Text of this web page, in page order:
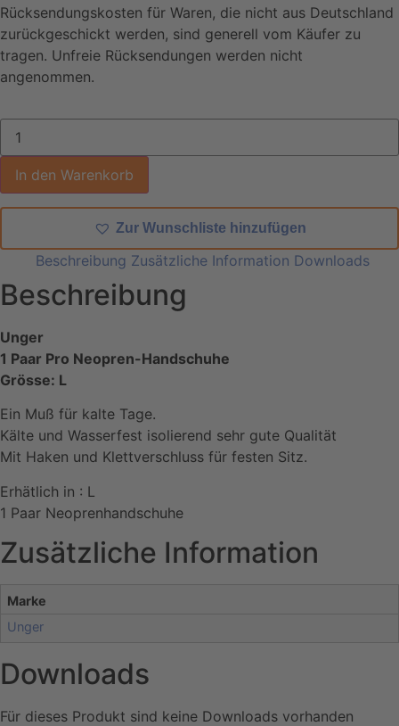
Rücksendungskosten für Waren, die nicht aus Deutschland
zurückgeschickt werden, sind generell vom Käufer zu
tragen. Unfreie Rücksendungen werden nicht
angenommen.
In den Warenkorb
Zur Wunschliste hinzufügen
Beschreibung Zusätzliche Information Downloads
Beschreibung
Unger
1 Paar Pro Neopren-Handschuhe
Grösse: L
Ein Muß für kalte Tage.
Kälte und Wasserfest isolierend sehr gute Qualität
Mit Haken und Klettverschluss für festen Sitz.
Erhätlich in : L
1 Paar Neoprenhandschuhe
Zusätzliche Information
Marke
Unger
Downloads
Für dieses Produkt sind keine Downloads vorhanden